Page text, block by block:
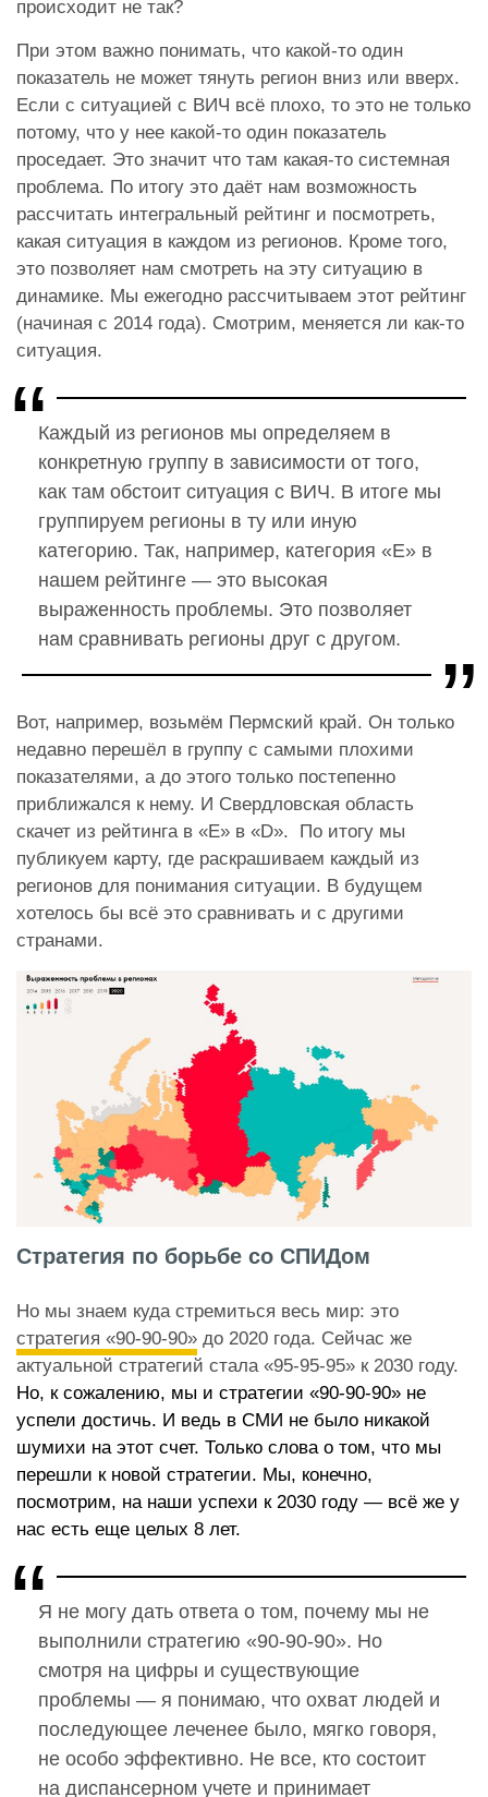
происходит не так?
При этом важно понимать, что какой-то один
показатель не может тянуть регион вниз или вверх.
Если с ситуацией с ВИЧ всё плохо, то это не только
потому, что у нее какой-то один показатель
проседает. Это значит что там какая-то системная
проблема. По итогу это даёт нам возможность
рассчитать интегральный рейтинг и посмотреть,
какая ситуация в каждом из регионов. Кроме того,
это позволяет нам смотреть на эту ситуацию в
динамике. Мы ежегодно рассчитываем этот рейтинг
(начиная с 2014 года). Смотрим, меняется ли как-то
ситуация.
Каждый из регионов мы определяем в
конкретную группу в зависимости от того,
как там обстоит ситуация с ВИЧ. В итоге мы
группируем регионы в ту или иную
категорию. Так, например, категория «Е» в
нашем рейтинге — это высокая
выраженность проблемы. Это позволяет
нам сравнивать регионы друг с другом.
Вот, например, возьмём Пермский край. Он только
недавно перешёл в группу с самыми плохими
показателями, а до этого только постепенно
приближался к нему. И Свердловская область
скачет из рейтинга в «Е» в «D». По итогу мы
публикуем карту, где раскрашиваем каждый из
регионов для понимания ситуации. В будущем
хотелось бы всё это сравнивать и с другими
странами.
Стратегия по борьбе со СПИДом
Но мы знаем куда стремиться весь мир: это
стратегия «90-90-90» до 2020 года. Сейчас же
актуальной стратегий стала «95-95-95» к 2030 году.
Но, к сожалению, мы и стратегии «90-90-90» не
успели достичь. И ведь в СМИ не было никакой
шумихи на этот счет. Только слова о том, что мы
перешли к новой стратегии. Мы, конечно,
посмотрим, на наши успехи к 2030 году — всё же у
нас есть еще целых 8 лет.
Я не могу дать ответа о том, почему мы не
выполнили стратегию «90-90-90». Но
смотря на цифры и существующие
проблемы — я понимаю, что охват людей и
последующее леченее было, мягко говоря,
не особо эффективно. Не все, кто состоит
на диспансерном учете и принимает